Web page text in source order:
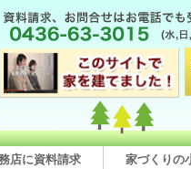
店に資料請求 家づくりの